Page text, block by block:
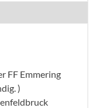
FF Emmering
)